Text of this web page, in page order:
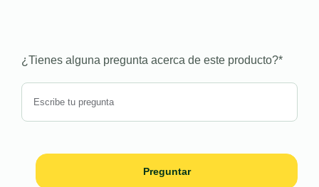
¿Tienes alguna pregunta acerca de este producto?*
Preguntar